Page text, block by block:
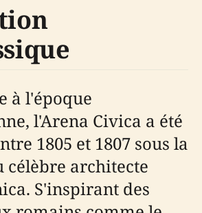
à l'époque
l'Arena Civica a été
1805 et 1807 sous la
architecte
S'inspirant des